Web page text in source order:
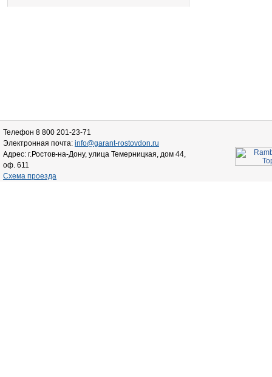
Телефон 8 800 201-23-71
Электронная почта: info@garant-rostovdon.ru
Адрес: г.Ростов-на-Дону, улица Темерницкая, дом 44,
оф. 611
Схема проезда